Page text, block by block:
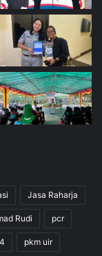
Jasa Raharja
Rudi pcr
pkm uir